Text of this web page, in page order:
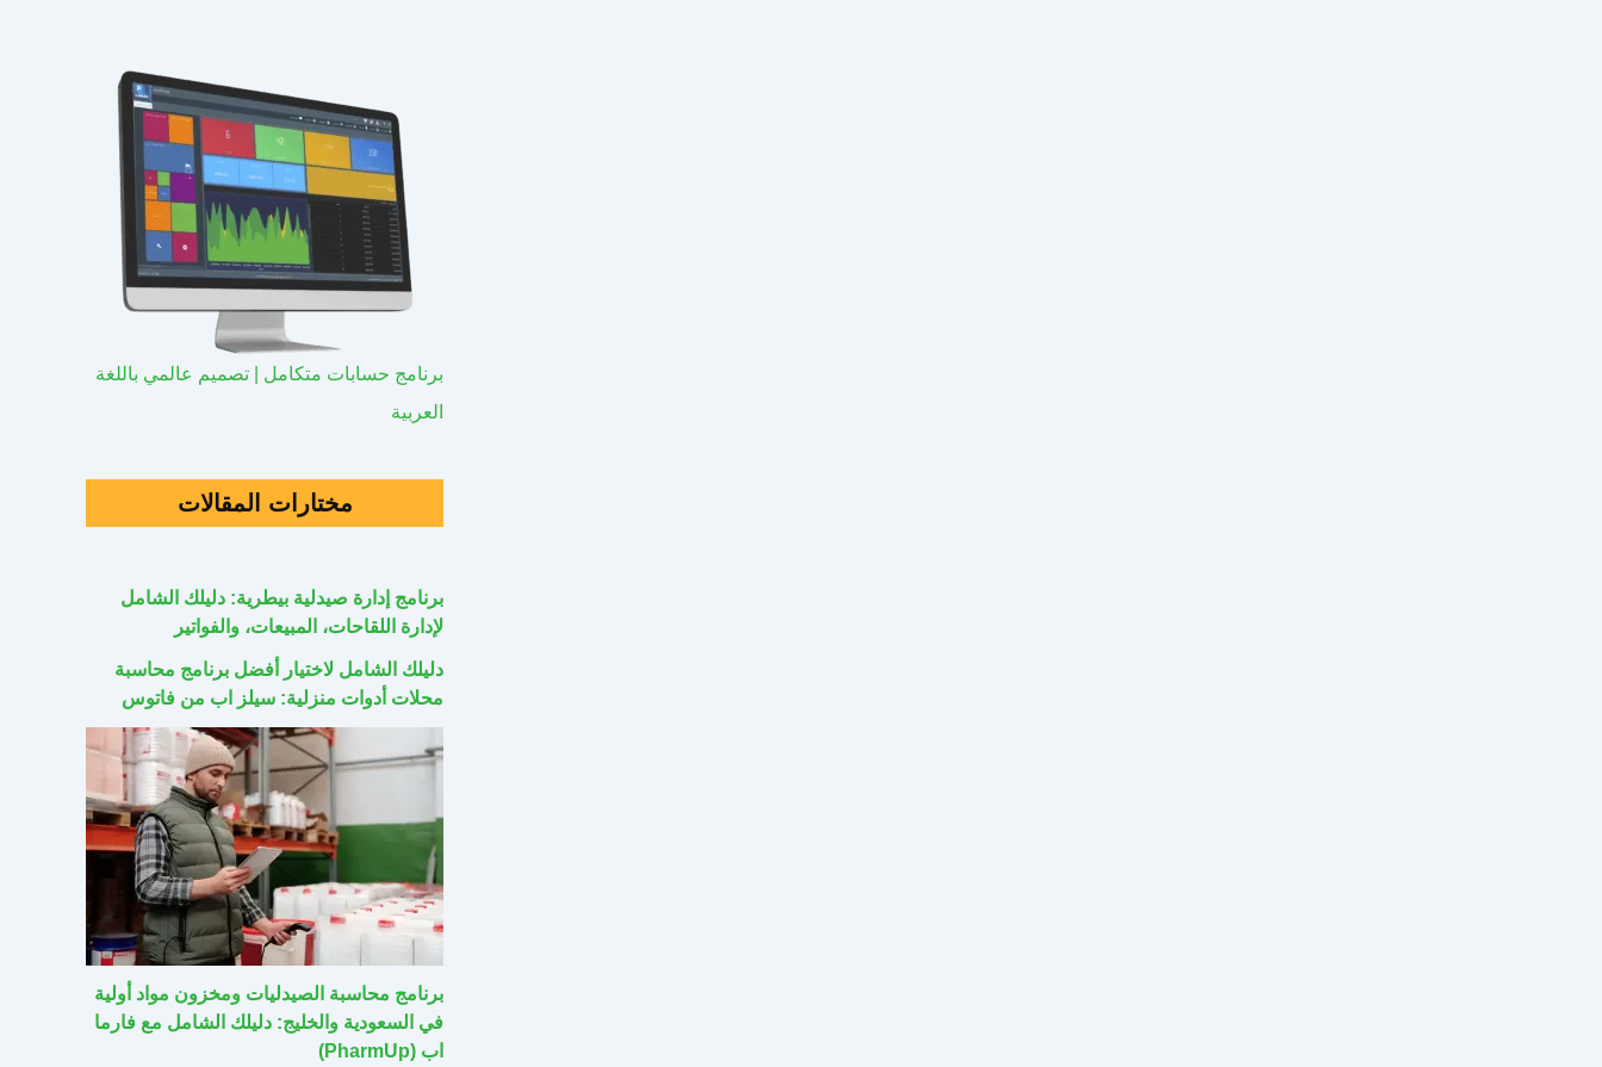
برنامج حسابات متكامل | تصميم عالمي باللغة
العربية
مختارات المقالات
برنامج إدارة صيدلية بيطرية: دليلك الشامل
لإدارة اللقاحات، المبيعات، والفواتير
دليلك الشامل لاختيار أفضل برنامج محاسبة
محلات أدوات منزلية: سيلز اب من فاتوس
برنامج محاسبة الصيدليات ومخزون مواد أولية
في السعودية والخليج: دليلك الشامل مع فارما
اب (PharmUp)